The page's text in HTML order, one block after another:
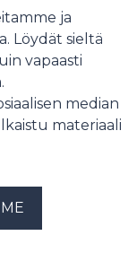
ja
Löydät sieltä
vapaasti
median
materiaali